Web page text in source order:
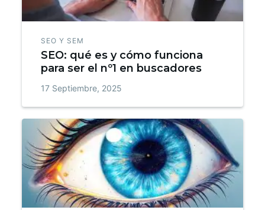
SEO Y SEM
SEO: qué es y cómo funciona
para ser el nº1 en buscadores
17 Septiembre, 2025